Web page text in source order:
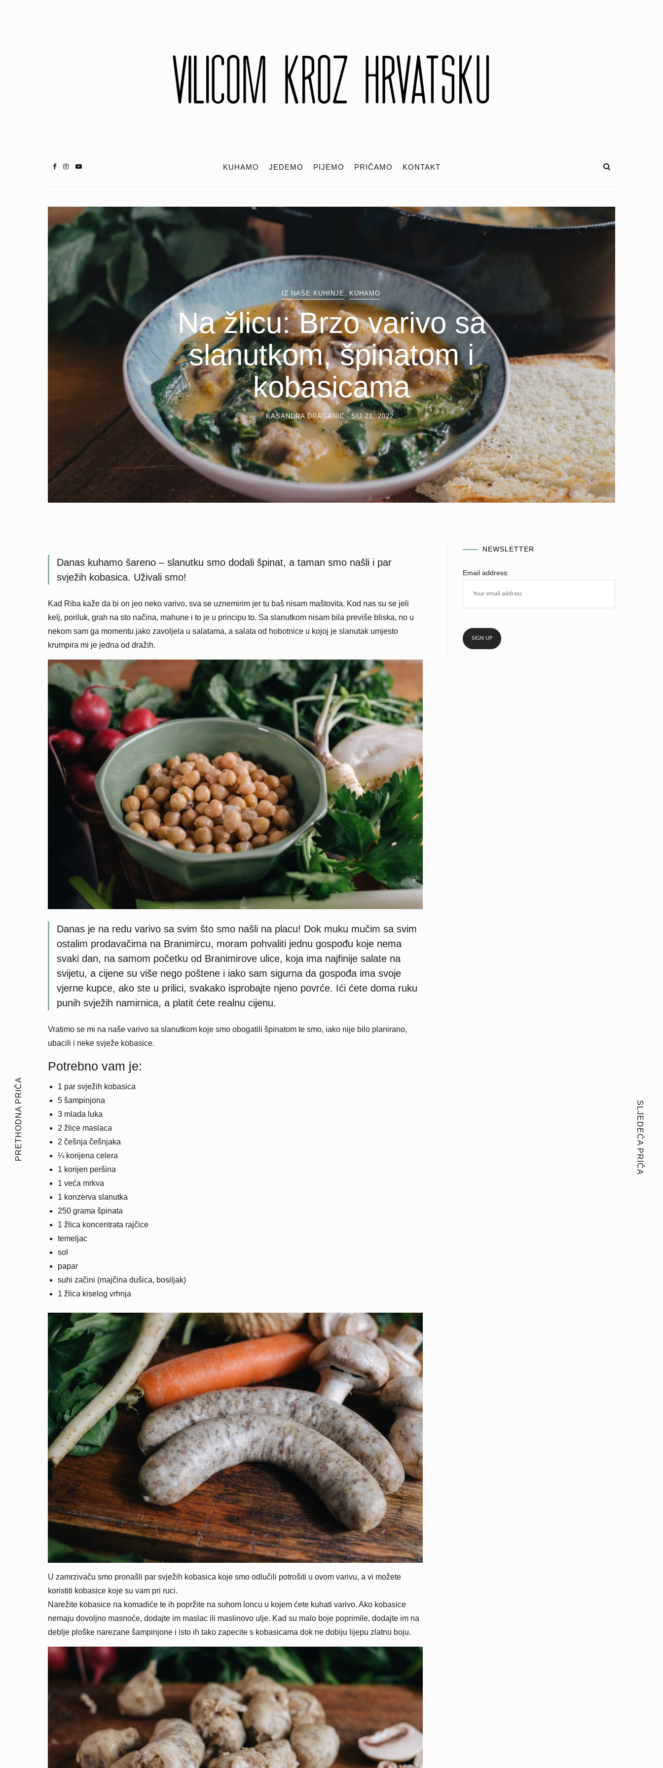
KUHAMO JEDEMO PIJEMO PRIČAMO KONTAKT
PRETHODNA PRIČA SLJEDEĆA PRIČA
IZ NAŠE KUHINJE KUHAMO
Na žlicu: Brzo varivo sa
slanutkom, špinatom i
kobasicama
KASANDRA DRAGANIĆ SIJ 21, 2022
Danas kuhamo šareno – slanutku smo dodali špinat, a taman smo našli i par
svježih kobasica. Uživali smo!
Kad Riba kaže da bi on jeo neko varivo, sva se uznemirim jer tu baš nisam maštovita. Kod nas su se jeli
kelj, poriluk, grah na sto načina, mahune i to je u principu to. Sa slanutkom nisam bila previše bliska, no u
nekom sam ga momentu jako zavoljela u salatama, a salata od hobotnice u kojoj je slanutak umjesto
krumpira mi je jedna od dražih.
Danas je na redu varivo sa svim što smo našli na placu! Dok muku mučim sa svim
ostalim prodavačima na Branimircu, moram pohvaliti jednu gospođu koje nema
svaki dan, na samom početku od Branimirove ulice, koja ima najfinije salate na
svijetu, a cijene su više nego poštene i iako sam sigurna da gospođa ima svoje
vjerne kupce, ako ste u prilici, svakako isprobajte njeno povrće. Ići ćete doma ruku
punih svježih namirnica, a platit ćete realnu cijenu.
Vratimo se mi na naše varivo sa slanutkom koje smo obogatili špinatom te smo, iako nije bilo planirano,
ubacili i neke svježe kobasice.
Potrebno vam je:
1 par svježih kobasica
5 šampinjona
3 mlada luka
2 žlice maslaca
2 češnja češnjaka
¼ korijena celera
1 korijen peršina
1 veća mrkva
1 konzerva slanutka
250 grama špinata
1 žlica koncentrata rajčice
temeljac
sol
papar
suhi začini (majčina dušica, bosiljak)
1 žlica kiselog vrhnja
U zamrzivaču smo pronašli par svježih kobasica koje smo odlučili potrošiti u ovom varivu, a vi možete
koristiti kobasice koje su vam pri ruci.
Narežite kobasice na komadiće te ih popržite na suhom loncu u kojem ćete kuhati varivo. Ako kobasice
nemaju dovoljno masnoće, dodajte im maslac ili maslinovo ulje. Kad su malo boje poprimile, dodajte im na
deblje ploške narezane šampinjone i isto ih tako zapecite s kobasicama dok ne dobiju lijepu zlatnu boju.
NEWSLETTER
Email address: